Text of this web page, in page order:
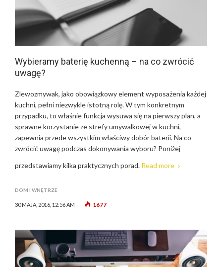
Wybieramy baterię kuchenną – na co zwrócić
uwagę?
Zlewozmywak, jako obowiązkowy element wyposażenia każdej
kuchni, pełni niezwykle istotną rolę. W tym konkretnym
przypadku, to właśnie funkcja wysuwa się na pierwszy plan, a
sprawne korzystanie ze strefy umywalkowej w kuchni,
zapewnia przede wszystkim właściwy dobór baterii. Na co
zwrócić uwagę podczas dokonywania wyboru? Poniżej
przedstawiamy kilka praktycznych porad. Read more
DOM I WNĘTRZE
30 MAJA, 2016, 12:56 AM 1677